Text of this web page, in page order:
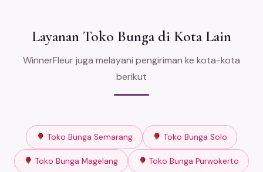
Layanan Toko Bunga di Kota Lain
WinnerFleur juga melayani pengiriman ke kota-kota
berikut
Toko Bunga Semarang Toko Bunga Solo
Toko Bunga Magelang Toko Bunga Purwokerto